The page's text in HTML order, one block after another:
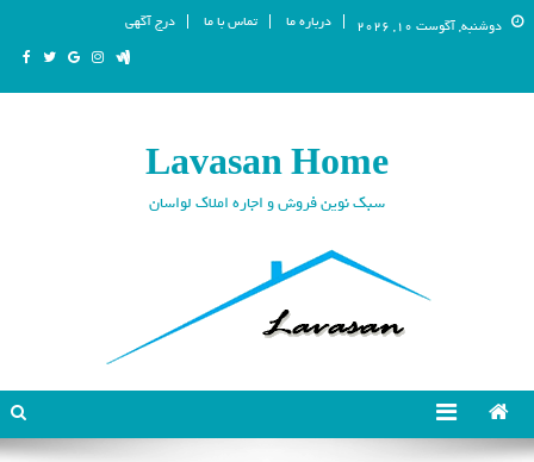
دوشنبه, آگوست 10, 2026 درباره ما تماس با ما درج آگهی
Lavasan Home
سبک نوین فروش و اجاره املاک لواسان